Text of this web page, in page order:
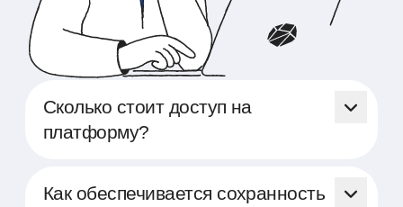
Сколько стоит доступ на
платформу?
предоставляется бесплатно. Мы
Как обеспечивается сохранность